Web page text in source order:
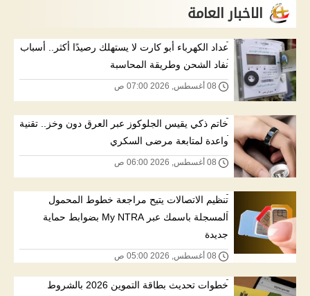
الاخبار العامة
عداد الكهرباء أبو كارت لا يستهلك رصيدًا أكثر.. أسباب
نفاد الشحن وطريقة المحاسبة
خاتم ذكي يقيس الجلوكوز عبر العرق دون وخز.. تقنية
واعدة لمتابعة مرضى السكري
تنظيم الاتصالات يتيح مراجعة خطوط المحمول
المسجلة باسمك عبر My NTRA بضوابط حماية
جديدة
خطوات تحديث بطاقة التموين 2026 بالشروط